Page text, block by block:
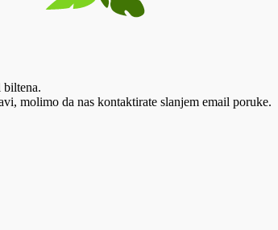
biltena.
molimo da nas kontaktirate slanjem email poruke.